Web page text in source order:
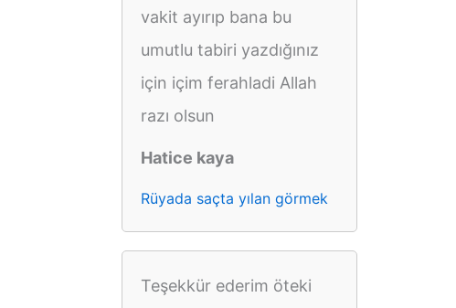
vakit ayırıp bana bu
umutlu tabiri yazdığınız
için içim ferahladi Allah
razı olsun
Hatice kaya
Rüyada saçta yılan görmek
Teşekkür ederim öteki